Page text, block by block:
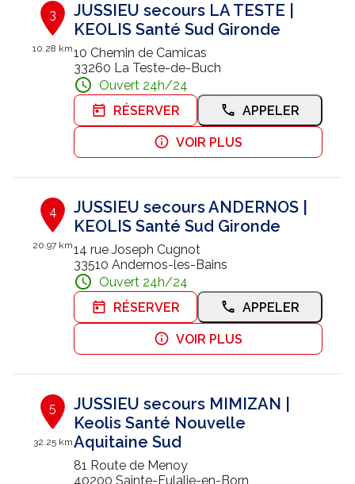
3
10.28 km
JUSSIEU secours LA TESTE |
KEOLIS Santé Sud Gironde
10 Chemin de Camicas
33260 La Teste-de-Buch
Ouvert 24h/24
RÉSERVER
APPELER
VOIR PLUS
4
20.97 km
JUSSIEU secours ANDERNOS |
KEOLIS Santé Sud Gironde
14 rue Joseph Cugnot
33510 Andernos-les-Bains
Ouvert 24h/24
RÉSERVER
APPELER
VOIR PLUS
5
32.25 km
JUSSIEU secours MIMIZAN |
Keolis Santé Nouvelle
Aquitaine Sud
81 Route de Menoy
40200 Sainte-Eulalie-en-Born